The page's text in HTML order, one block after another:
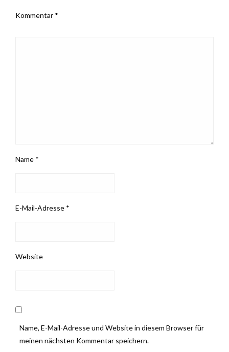
Kommentar *
Name *
E-Mail-Adresse *
Website
Name, E-Mail-Adresse und Website in diesem Browser für
meinen nächsten Kommentar speichern.